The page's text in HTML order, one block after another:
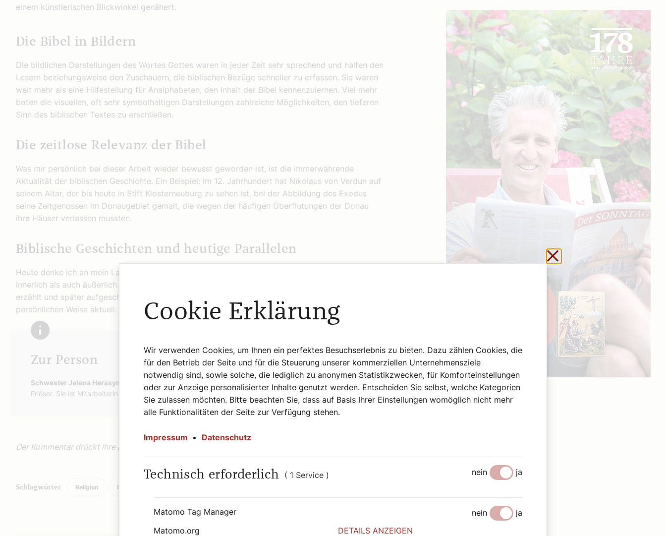
einem künstlerischen Blickwinkel genähert.
Die Bibel in Bildern
Die bildlichen Darstellungen des Wortes Gottes waren in jeder Zeit sehr sprechend und halfen den
Lesern beziehungsweise den Zuschauern, die biblischen Bezüge schneller zu erfassen. Sie waren
weit mehr als eine Hilfestellung für Analphabeten, den Inhalt der Bibel kennenzulernen. Viel mehr
boten die visuellen, oft sehr symbolhaltigen Darstellungen zahlreiche Möglichkeiten, den tieferen
Sinn des biblischen Textes zu erschließen.
Die zeitlose Relevanz der Bibel
Was mir persönlich bei dieser Arbeit wieder bewusst geworden ist, ist die immerwährende
Aktualität der biblischen Geschichte. Ein Beispiel: Im 12. Jahrhundert hat Nikolaus von Verdun auf
seinem Altar, der bis heute in Stift Klosterneuburg zu sehen ist, bei der Abbildung des Exodus
seine Zeitgenossen im Donaugebiet gemalt, die wegen der häufigen Überflutungen der Donau
ihre Häuser verlassen mussten.
Biblische Geschichten und heutige Parallelen
Heute denke ich an mein Land, die Ukraine, die einen Verteidigungskrieg führen muss und sowohl
innerlich als auch äußerlich gerade einen Exodus erlebt. Die Geschichte, die vor Jahrtausenden
erzählt und später aufgeschrieben wurde, ist auch heute für jeden und jede von uns in einer ganz
persönlichen Weise aktuell.
Zur Person
Schwester Jelena Herasym
(45) stammt aus der Westukraine und ist Missionsschwester vom Heiligsten
Erlöser. Sie ist Mitarbeiterin im Katholischen Bibelwerk.
Der Kommentar drückt ihre persönliche Meinung aus!
Schlagwörter Religion Bibel
Werbung
Schließen ohne zu
Cookie Erklärung
Wir verwenden Cookies, um Ihnen ein perfektes Besuchserlebnis zu bieten. Dazu zählen Cookies, die
für den Betrieb der Seite und für die Steuerung unserer kommerziellen Unternehmensziele
notwendig sind, sowie solche, die lediglich zu anonymen Statistikzwecken, für Komforteinstellungen
oder zur Anzeige personalisierter Inhalte genutzt werden. Entscheiden Sie selbst, welche Kategorien
Sie zulassen möchten. Bitte beachten Sie, dass auf Basis Ihrer Einstellungen womöglich nicht mehr
alle Funktionalitäten der Seite zur Verfügung stehen.
Impressum • Datenschutz
Technisch erforderlich ( 1 Service ) nein ja
Matomo Tag Manager nein
ja
Matomo.org
DETAILS ANZEIGEN